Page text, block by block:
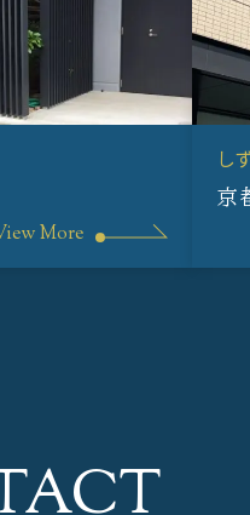
More
し
京